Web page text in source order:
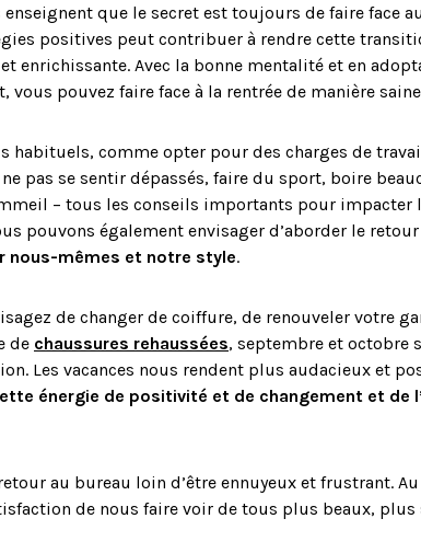
que le secret est toujours de faire face
positives peut contribuer à rendre cette
enrichissante. Avec la bonne mentalité et en
vous pouvez faire face à la rentrée de manière
habituels, comme opter pour des charges de
pas se sentir dépassés, faire du sport, boire
– tous les conseils importants pour impacter
pouvons également envisager d’aborder le retour
nous-mêmes et notre style.
de changer de coiffure, de renouveler votre
de chaussures rehaussées, septembre et octobre
Les vacances nous rendent plus audacieux et
énergie de positivité et de changement et de
au bureau loin d’être ennuyeux et frustrant.
de nous faire voir de tous plus beaux, plus